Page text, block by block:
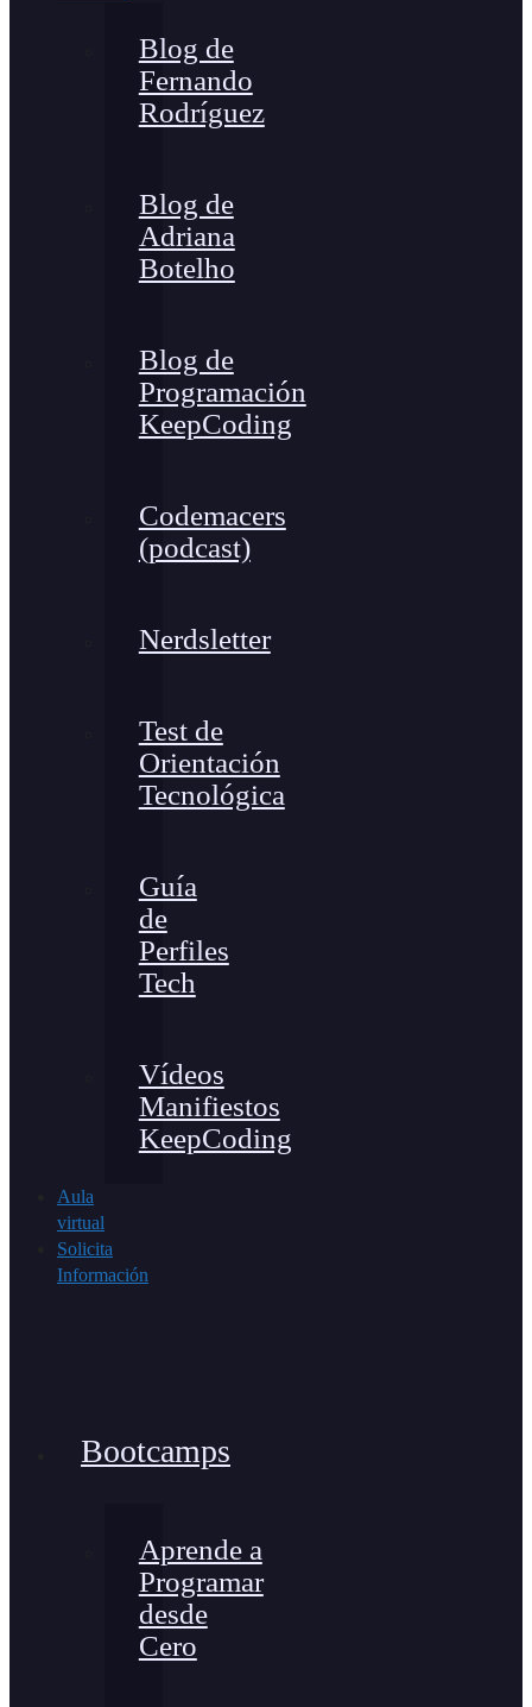
Blog de
Fernando
Rodríguez
Blog de
Adriana
Botelho
Blog de
Programación
KeepCoding
Codemacers
(podcast)
Nerdsletter
Test de
Orientación
Tecnológica
Guía
de
Perfiles
Tech
Vídeos
Manifiestos
KeepCoding
Aula
virtual
Solicita
Información
Bootcamps
Aprende a
Programar
desde
Cero